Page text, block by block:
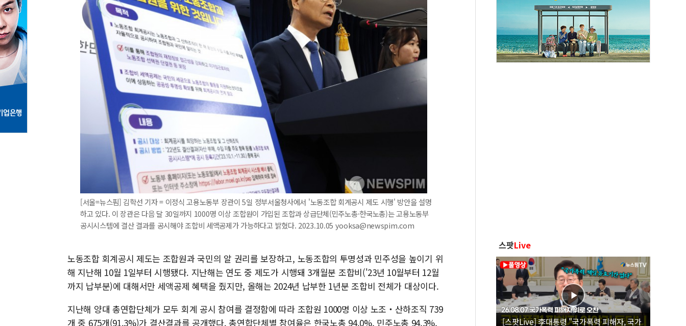
[서울=뉴스핌] 김학선 기자 = 이정식 고용노동부 장관이 5일 정부서울청사에서 '노동조합 회계공시 제도 시행' 방안을 설명
하고 있다. 이 장관은 다음 달 30일까지 1000명 이상 조합원이 가입된 조합과 상급단체(민주노총·한국노총)는 고용노동부
공시시스템에 결산 결과를 공시해야 조합비 세액공제가 가능하다고 밝혔다. 2023.10.05 yooksa@newspim.com
노동조합 회계공시 제도는 조합원과 국민의 알 권리를 보장하고, 노동조합의 투명성과 민주성을 높이기 위
해 지난해 10월 1일부터 시행됐다. 지난해는 연도 중 제도가 시행돼 3개월분 조합비('23년 10월부터 12월
까지 납부분)에 대해서만 세액공제 혜택을 줬지만, 올해는 2024년 납부한 1년분 조합비 전체가 대상이다.
지난해 양대 총연합단체가 모두 회계 공시 참여를 결정함에 따라 조합원 1000명 이상 노조‧산하조직 739
개 중 675개(91.3%)가 결산결과를 공개했다. 총연합단체별 참여율은 한국노총 94.0%, 민주노총 94.3%,
스팟Live
[스팟Live] 李대통령 "국가폭력 피해자, 국가